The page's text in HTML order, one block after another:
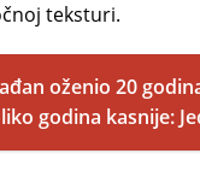
teksturi.
oženio 20
godina kasnije: